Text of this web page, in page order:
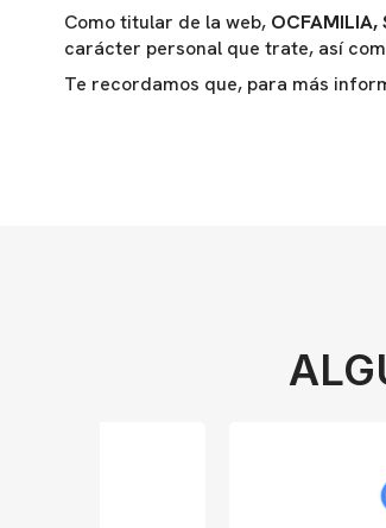
Como titular de la web, OCFAMILIA,
carácter personal que trate, así
Te recordamos que, para más